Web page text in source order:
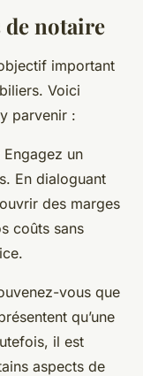
notaire
important
Voici
parvenir :
Engagez un
En dialoguant
des marges
coûts sans
vous que
qu’une
il est
aspects de